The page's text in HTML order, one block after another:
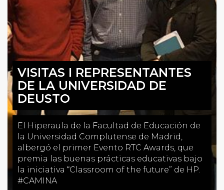
VISITAS I REPRESENTANTES
DE LA UNIVERSIDAD DE
DEUSTO
El Hiperaula de la Facultad de Educación de
la Universidad Complutense de Madrid,
albergó el primer Evento RTC Awards, que
premia las buenas prácticas educativas bajo
la iniciativa “Classroom of the future” de HP.
#CAMINA